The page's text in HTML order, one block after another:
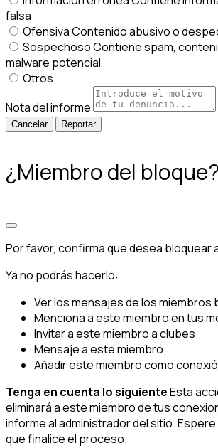
falsa
OfensivaContenido abusivo o
SospechosoContiene spam,
malware potencial
Otros
Nota del informe
Reportar
¿Miembro del bloque?
Por favor, confirma que desea bloquear
Ya no podrás hacerlo:
Ver los mensajes de los miembros
Menciona a este miembro en tus
Invitar a este miembro a clubes
Mensaje a este miembro
Añadir este miembro como
Tenga en cuenta lo siguienteEsta
eliminará a este miembro de tus
informe al administrador del sitio.
que finalice el proceso.